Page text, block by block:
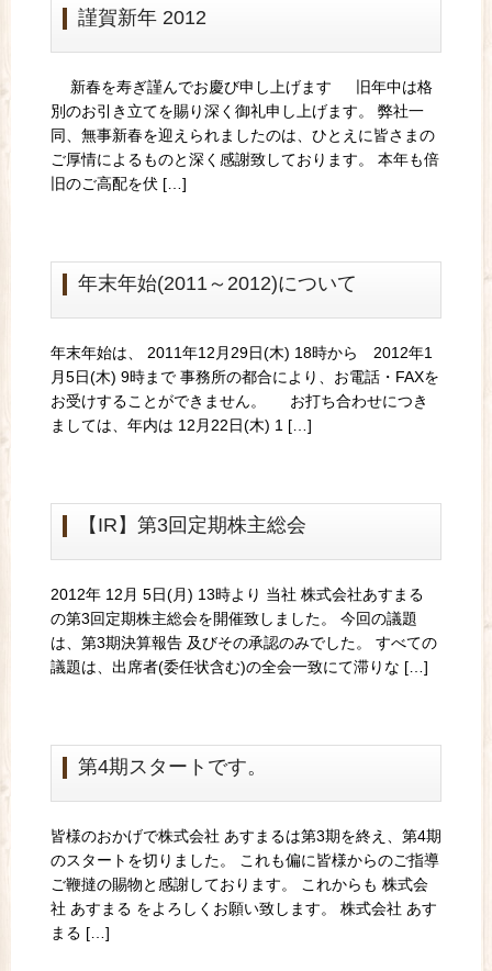
謹賀新年 2012
新春を寿ぎ謹んでお慶び申し上げます 旧年中は格
別のお引き立てを賜り深く御礼申し上げます。 弊社一
同、無事新春を迎えられましたのは、ひとえに皆さまの
ご厚情によるものと深く感謝致しております。 本年も倍
旧のご高配を伏 […]
年末年始(2011～2012)について
年末年始は、 2011年12月29日(木) 18時から 2012年1
月5日(木) 9時まで 事務所の都合により、お電話・FAXを
お受けすることができません。 お打ち合わせにつき
ましては、年内は 12月22日(木) 1 […]
【IR】第3回定期株主総会
2012年 12月 5日(月) 13時より 当社 株式会社あすまる
の第3回定期株主総会を開催致しました。 今回の議題
は、第3期決算報告 及びその承認のみでした。 すべての
議題は、出席者(委任状含む)の全会一致にて滞りな […]
第4期スタートです。
皆様のおかげで株式会社 あすまるは第3期を終え、第4期
のスタートを切りました。 これも偏に皆様からのご指導
ご鞭撻の賜物と感謝しております。 これからも 株式会
社 あすまる をよろしくお願い致します。 株式会社 あす
まる […]